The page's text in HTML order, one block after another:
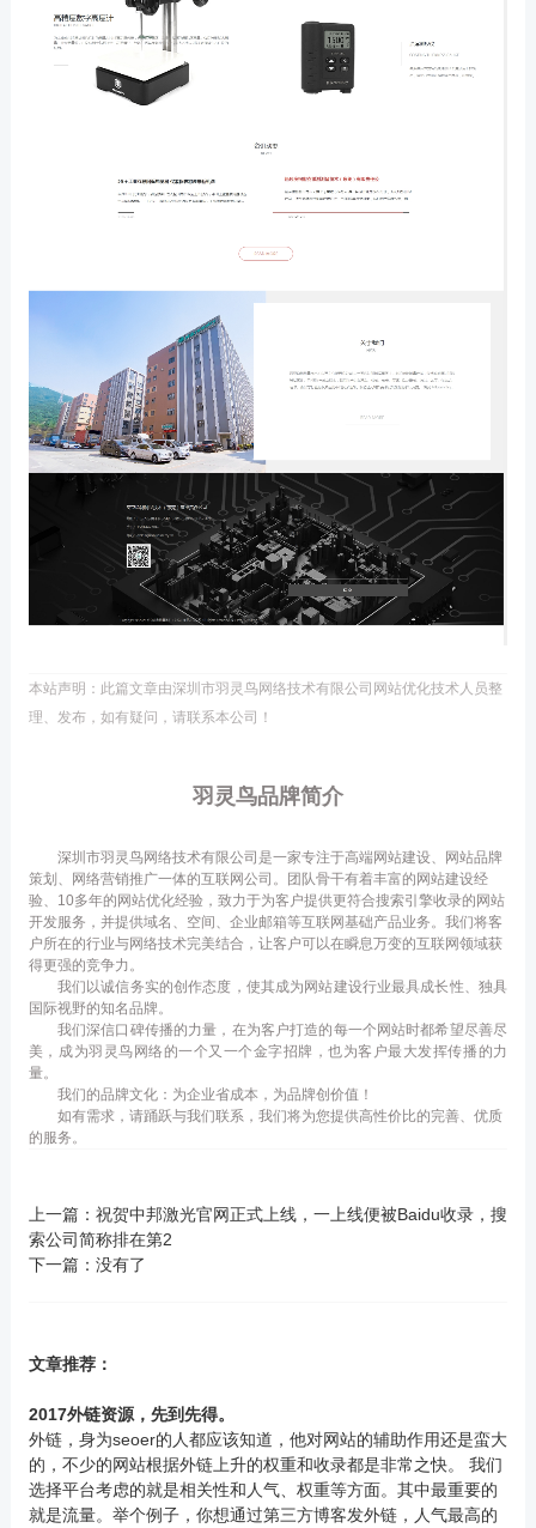
本站声明：此篇文章由深圳市羽灵鸟网络技术有限公司网站优化技术人员整
理、发布，如有疑问，请联系本公司！
羽灵鸟品牌简介
深圳市羽灵鸟网络技术有限公司是一家专注于高端网站建设、网站品牌
策划、网络营销推广一体的互联网公司。团队骨干有着丰富的网站建设经
验、10多年的网站优化经验，致力于为客户提供更符合搜索引擎收录的网站
开发服务，并提供域名、空间、企业邮箱等互联网基础产品业务。我们将客
户所在的行业与网络技术完美结合，让客户可以在瞬息万变的互联网领域获
得更强的竞争力。
我们以诚信务实的创作态度，使其成为网站建设行业最具成长性、独具
国际视野的知名品牌。
我们深信口碑传播的力量，在为客户打造的每一个网站时都希望尽善尽
美，成为羽灵鸟网络的一个又一个金字招牌，也为客户最大发挥传播的力
量。
我们的品牌文化：为企业省成本，为品牌创价值！
如有需求，请踊跃与我们联系，我们将为您提供高性价比的完善、优质
的服务。
上一篇： 祝贺中邦激光官网正式上线，一上线便被Baidu收录，搜
索公司简称排在第2
下一篇：没有了
文章推荐：
2017外链资源，先到先得。
外链，身为seoer的人都应该知道，他对网站的辅助作用还是蛮大
的，不少的网站根据外链上升的权重和收录都是非常之快。 我们
选择平台考虑的就是相关性和人气、权重等方面。其中最重要的
就是流量。举个例子，你想通过第三方博客发外链，人气最高的